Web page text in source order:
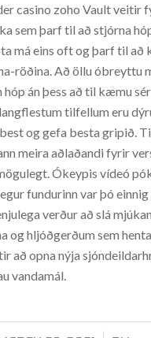
casino zoho Vault
sem þarf til að stjórna
má eins oft og þarf til að
röðina. Að öllu óbreyttu
hóp án þess að til kæmu
tilfellum eru
og gefa besta gripið.
meira aðlaðandi fyrir
Ókeypis vídeó
fundurinn var þó
verður að slá
og hljóðgerðum sem
að opna nýja
vandamál.